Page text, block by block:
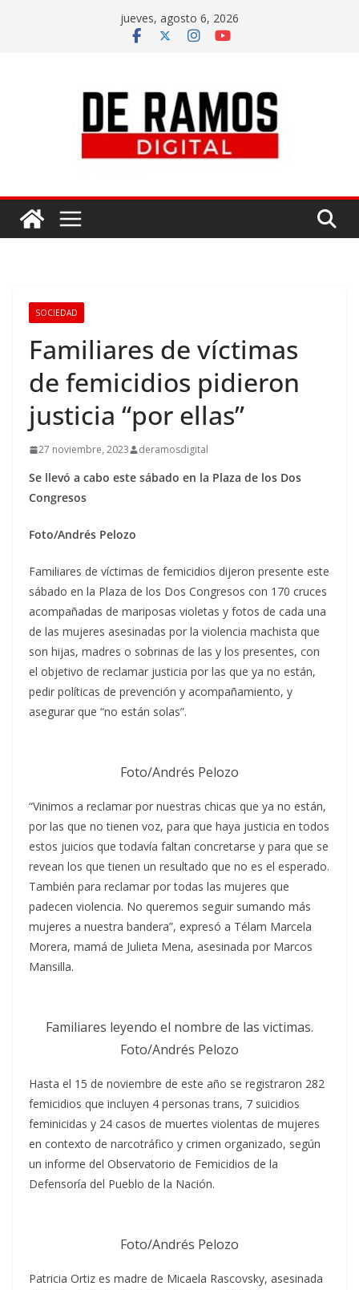
jueves, agosto 6, 2026
SOCIEDAD
Familiares de víctimas
de femicidios pidieron
justicia “por ellas”
27 noviembre, 2023 deramosdigital
Se llevó a cabo este sábado en la Plaza de los Dos
Congresos
Foto/Andrés Pelozo
Familiares de víctimas de femicidios dijeron presente este
sábado en la Plaza de los Dos Congresos con 170 cruces
acompañadas de mariposas violetas y fotos de cada una
de las mujeres asesinadas por la violencia machista que
son hijas, madres o sobrinas de las y los presentes, con
el objetivo de reclamar justicia por las que ya no están,
pedir políticas de prevención y acompañamiento, y
asegurar que “no están solas”.
Foto/Andrés Pelozo
“Vinimos a reclamar por nuestras chicas que ya no están,
por las que no tienen voz, para que haya justicia en todos
estos juicios que todavía faltan concretarse y para que se
revean los que tienen un resultado que no es el esperado.
También para reclamar por todas las mujeres que
padecen violencia. No queremos seguir sumando más
mujeres a nuestra bandera”, expresó a Télam Marcela
Morera, mamá de Julieta Mena, asesinada por Marcos
Mansilla.
Familiares leyendo el nombre de las victimas.
Foto/Andrés Pelozo
Hasta el 15 de noviembre de este año se registraron 282
femicidios que incluyen 4 personas trans, 7 suicidios
feminicidas y 24 casos de muertes violentas de mujeres
en contexto de narcotráfico y crimen organizado, según
un informe del Observatorio de Femicidios de la
Defensoría del Pueblo de la Nación.
Foto/Andrés Pelozo
Patricia Ortiz es madre de Micaela Rascovsky, asesinada